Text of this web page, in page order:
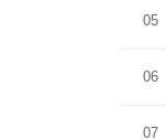
05
06
07